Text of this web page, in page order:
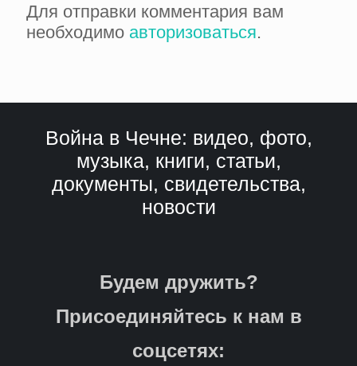
Для отправки комментария вам
необходимо авторизоваться.
Война в Чечне: видео, фото,
музыка, книги, статьи,
документы, свидетельства,
новости
Будем дружить?
Присоединяйтесь к нам в
соцсетях: